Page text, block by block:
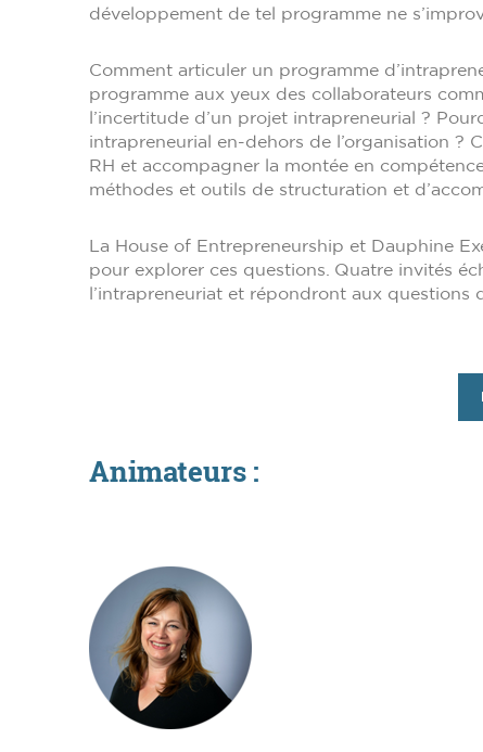
développement de tel programme ne
Comment articuler un programme
programme aux yeux des collaborateurs
l’incertitude d’un projet intrapreneurial ?
intrapreneurial en-dehors de l’organisation ?
RH et accompagner la montée en
méthodes et outils de structuration et
La House of Entrepreneurship et Dauphine
pour explorer ces questions. Quatre invités
l’intrapreneuriat et répondront aux questions
Animateurs :